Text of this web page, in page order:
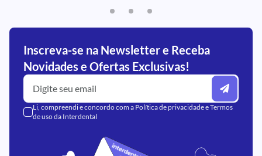
Inscreva-se na Newsletter e Receba
Novidades e Ofertas Exclusivas!
Li, compreendi e concordo com a Política de privacidadeeTermos
de usoda Interdental